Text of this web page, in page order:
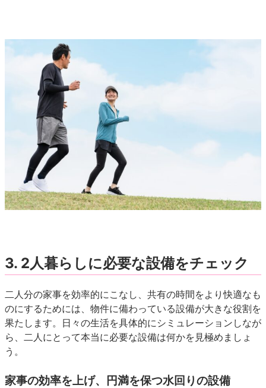
3. 2人暮らしに必要な設備をチェック
二人分の家事を効率的にこなし、共有の時間をより快適なも
のにするためには、物件に備わっている設備が大きな役割を
果たします。日々の生活を具体的にシミュレーションしなが
ら、二人にとって本当に必要な設備は何かを見極めましょ
う。
家事の効率を上げ、円満を保つ水回りの設備